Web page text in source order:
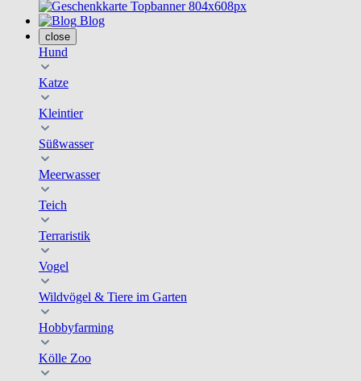
Blog
close
Hund
Katze
Kleintier
Süßwasser
Meerwasser
Teich
Terraristik
Vogel
Wildvögel & Tiere im Garten
Hobbyfarming
Kölle Zoo